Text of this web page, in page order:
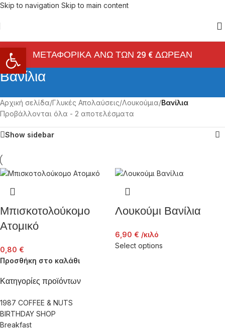
Skip to navigation Skip to main content
ΜΕΤΑΦΟΡΙΚΑ ΑΝΩ ΤΩΝ 29 € ΔΩΡΕΑΝ
Βανίλια
Κατηγορίες προϊόντων
1987 COFFEE & NUTS
BIRTHDAY SHOP
Breakfast
Αρχική σελίδα/Γλυκές Απολαύσεις/Λουκούμια/Βανίλια
Προβάλλονται όλα - 2 αποτελέσματα
Show sidebar
Μπισκοτολούκομο
Ατομικό
0,80 €
Προσθήκη στο καλάθι
Λουκούμι Βανίλια
6,90 € /κιλό
Select options
Ανοίξτε τη γραμμή εργαλείων